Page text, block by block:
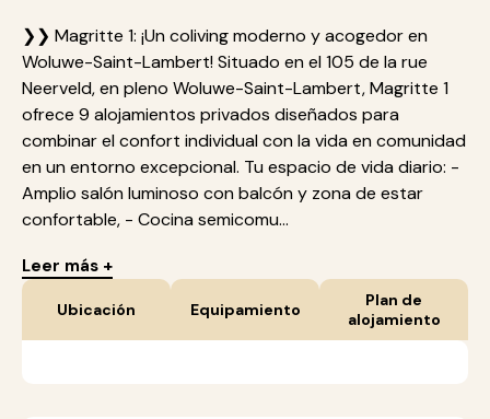
❯❯ Magritte 1: ¡Un coliving moderno y acogedor en
Woluwe-Saint-Lambert! Situado en el 105 de la rue
Neerveld, en pleno Woluwe-Saint-Lambert, Magritte 1
ofrece 9 alojamientos privados diseñados para
combinar el confort individual con la vida en comunidad
en un entorno excepcional. Tu espacio de vida diario: -
Amplio salón luminoso con balcón y zona de estar
confortable, - Cocina semicomu...
Leer más +
Ubicación Equipamiento
Plan de
alojamiento